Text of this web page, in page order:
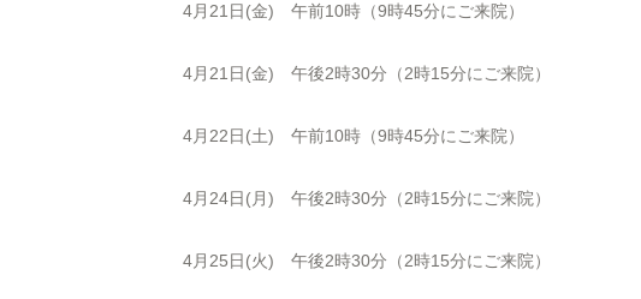
4月21日(金) 午前10時（9時45分にご来院）
4月21日(金) 午後2時30分（2時15分にご来院）
4月22日(土) 午前10時（9時45分にご来院）
4月24日(月) 午後2時30分（2時15分にご来院）
4月25日(火) 午後2時30分（2時15分にご来院）